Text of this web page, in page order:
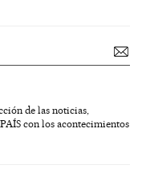
de las noticias,
con los acontecimientos